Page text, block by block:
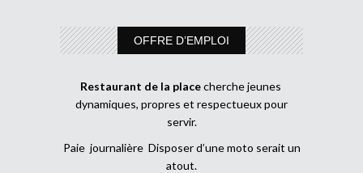
OFFRE D’EMPLOI
Restaurant de la placecherche jeunes
dynamiques, propres et respectueux pour
servir.
Paie journalière Disposer d’une moto serait un
atout.